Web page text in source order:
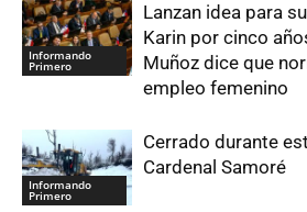
Informando
Primero
Lanzan idea para
Karin por cinco
Muñoz dice que
empleo femenino
Informando
Primero
Cerrado durante
Cardenal Samoré